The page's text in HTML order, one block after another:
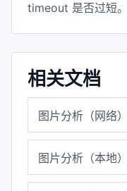
timeout 是否过短。
相关文档
图片分析（网络）
图片分析（本地）